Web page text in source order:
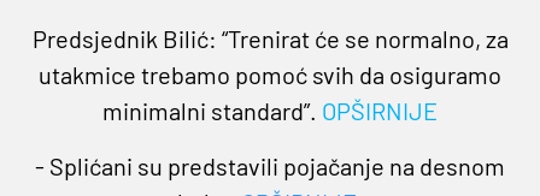
Predsjednik Bilić: “Trenirat će se normalno, za
utakmice trebamo pomoć svih da osiguramo
minimalni standard”. OPŠIRNIJE
- Splićani su predstavili pojačanje na desnom